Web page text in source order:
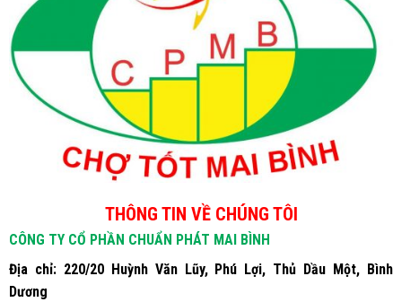
THÔNG TIN VỀ CHÚNG TÔI
CÔNG TY CỔ PHẦN CHUẨN PHÁT MAI BÌNH
Địa chỉ: 220/20 Huỳnh Văn Lũy, Phú Lợi, Thủ Dầu Một, Bình
Dương